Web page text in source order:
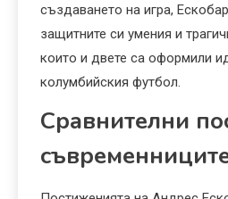
създаването на игра,
защитните си умения и
които и двете са оформили
колумбийския футбол.
Сравнителни